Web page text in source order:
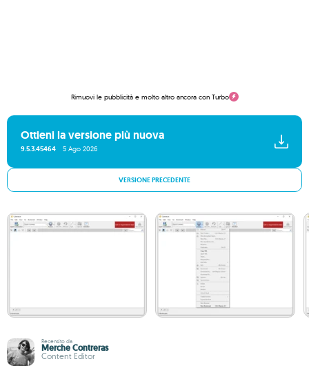
Rimuovi le pubblicità e molto altro ancora con Turbo
Ottieni la versione più nuova
9.5.3.45464 5 Ago 2026
VERSIONE PRECEDENTE
Recensito da
Merche Contreras
Content Editor